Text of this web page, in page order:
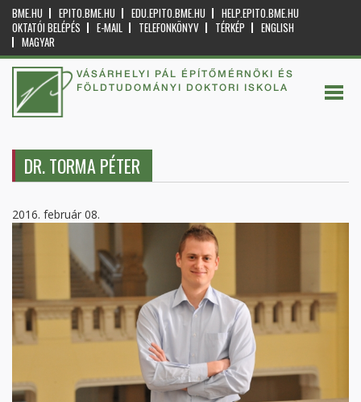
BME.HU EPITO.BME.HU EDU.EPITO.BME.HU
HELP.EPITO.BME.HU
OKTATÓI BELÉPÉS
E-MAIL TELEFONKÖNYV TÉRKÉP
ENGLISH
MAGYAR
VÁSÁRHELYI PÁL ÉPÍTŐMÉRNÖKI ÉS
FÖLDTUDOMÁNYI DOKTORI ISKOLA
DR. TORMA PÉTER
2016. február 08.